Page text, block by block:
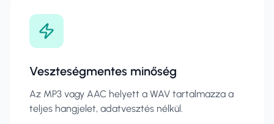
Veszteségmentes minőség
Az MP3 vagy AAC helyett a WAV tartalmazza a
teljes hangjelet, adatvesztés nélkül.